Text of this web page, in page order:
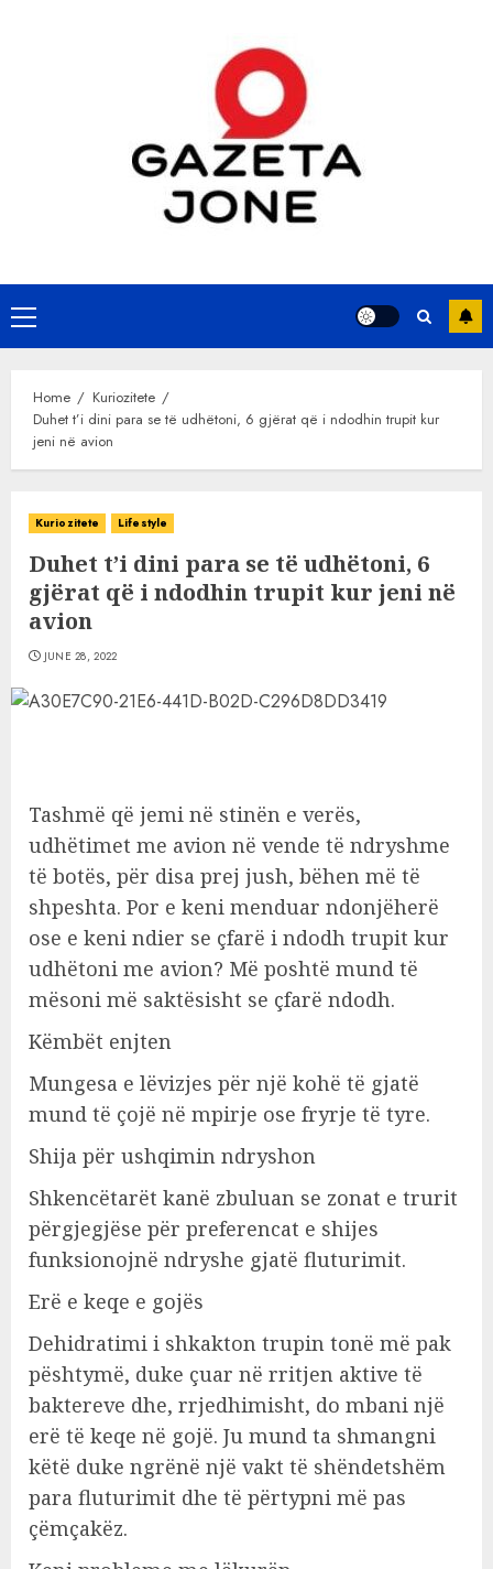
Primary
Menu
Home
Kuriozitete
Duhet t’i dini para se të udhëtoni, 6 gjërat që i ndodhin trupit kur
jeni në avion
Kuriozitete Lifestyle
Duhet t’i dini para se të udhëtoni, 6
gjërat që i ndodhin trupit kur jeni në
avion
JUNE 28, 2022
Tashmë që jemi në stinën e verës,
udhëtimet me avion në vende të ndryshme
të botës, për disa prej jush, bëhen më të
shpeshta. Por e keni menduar ndonjëherë
ose e keni ndier se çfarë i ndodh trupit kur
udhëtoni me avion? Më poshtë mund të
mësoni më saktësisht se çfarë ndodh.
Këmbët enjten
Mungesa e lëvizjes për një kohë të gjatë
mund të çojë në mpirje ose fryrje të tyre.
Shija për ushqimin ndryshon
Shkencëtarët kanë zbuluan se zonat e trurit
përgjegjëse për preferencat e shijes
funksionojnë ndryshe gjatë fluturimit.
Erë e keqe e gojës
Dehidratimi i shkakton trupin tonë më pak
pështymë, duke çuar në rritjen aktive të
baktereve dhe, rrjedhimisht, do mbani një
erë të keqe në gojë. Ju mund ta shmangni
këtë duke ngrënë një vakt të shëndetshëm
para fluturimit dhe të përtypni më pas
çëmçakëz.